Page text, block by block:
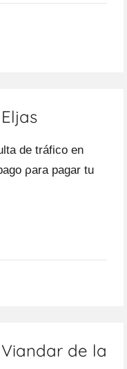
dе tráfico en
ρara pagar tu
de la